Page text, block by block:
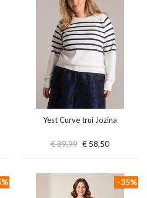
Yest Curve trui Jozina
€ 89,99 € 58,50
-35%